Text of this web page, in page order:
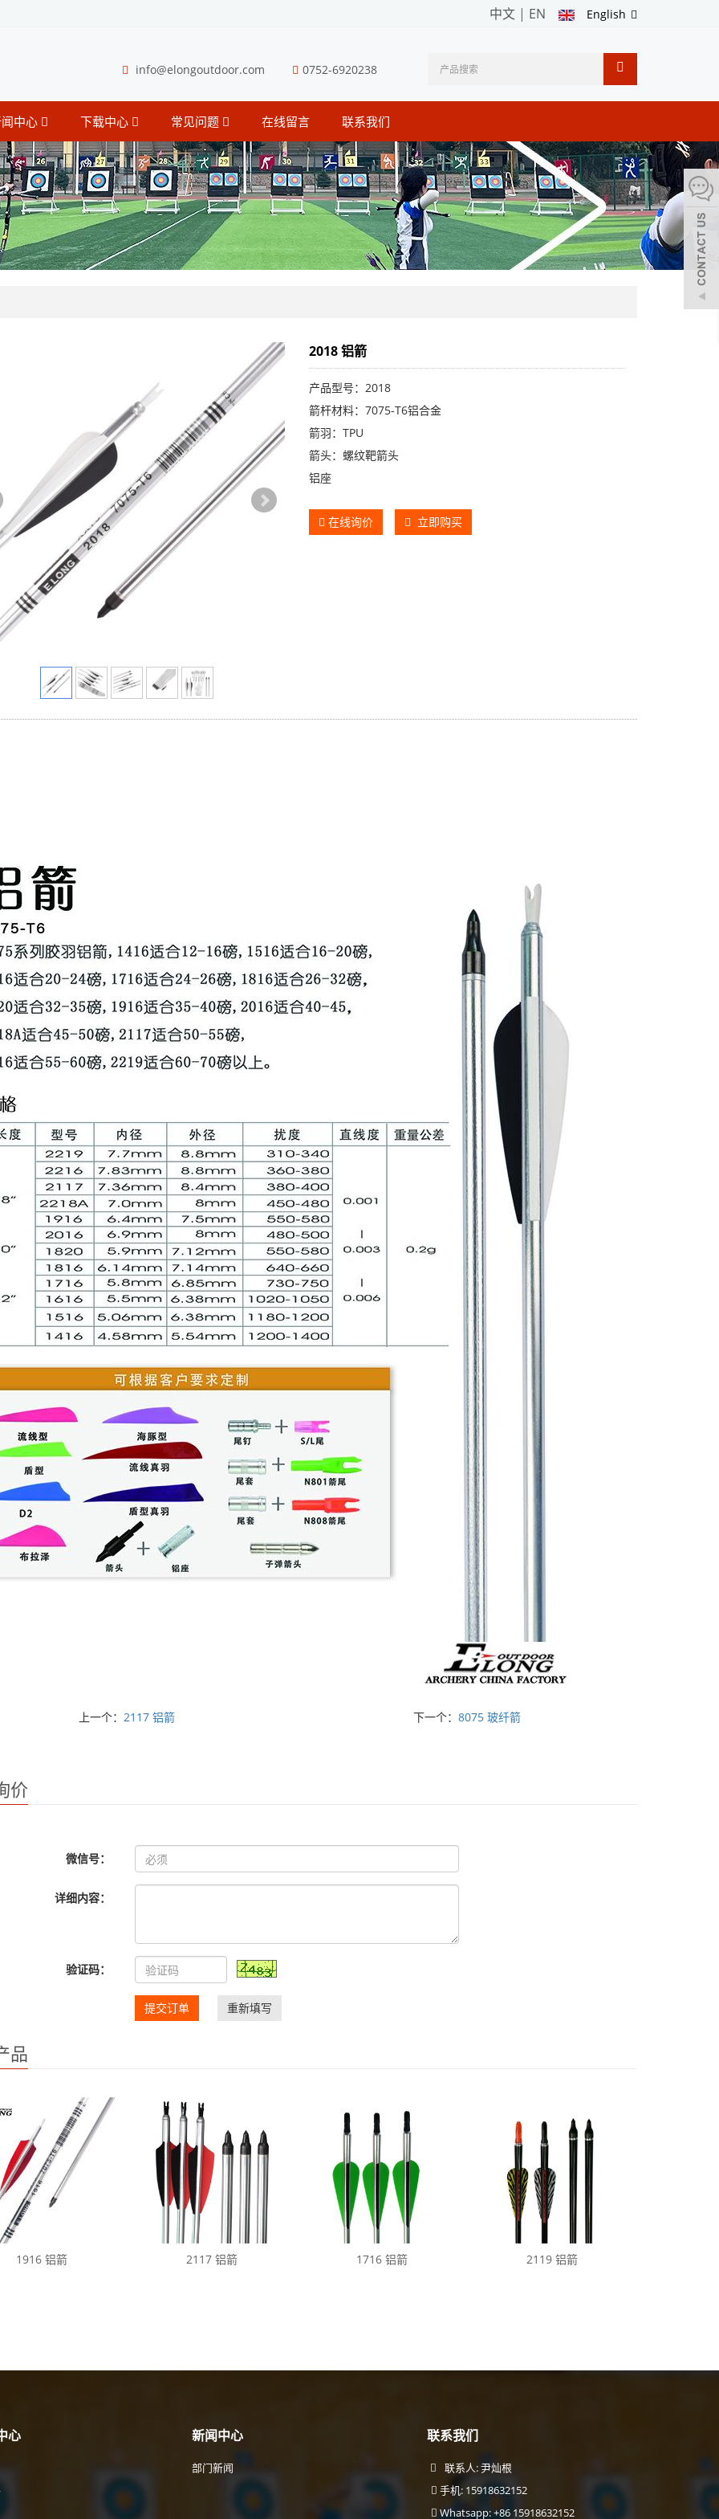
English
中文 | EN
info@elongoutdoor.com 0752-6920238
中心 下载中心 常见问题 在线留言 联系我们
2018 铝箭
产品型号：2018
箭杆材料：7075-T6铝合金
箭羽：TPU
箭头：螺纹靶箭头
铝座
在线询价 立即购买
上一个：2117 铝箭 下一个：8075 玻纤箭
价
微信号：
详细内容：
验证码：
提交订单 重新填写
品
1916 铝箭 2117 铝箭 1716 铝箭 2119 铝箭
心 新闻中心
部门新闻
联系我们
联系人: 尹灿根
手机: 15918632152
Whatsapp: +86 15918632152